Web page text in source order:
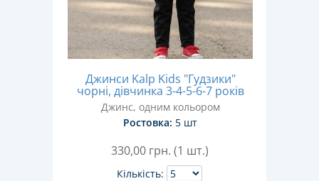
Джинси Kalp Kids "Гудзики"
чорні, дівчинка 3-4-5-6-7 років
Джинс, одним кольором
Ростовка: 5 шт
330,00 грн. (1 шт.)
Кількість: